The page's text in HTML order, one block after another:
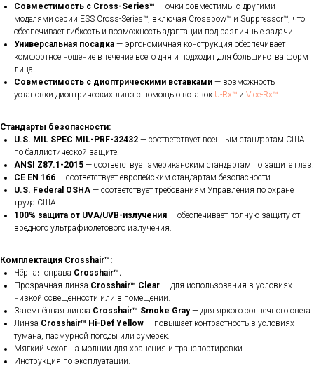
Совместимость с Cross-Series™ — очки совместимы с другими
моделями серии ESS Cross-Series™, включая Crossbow™ и Suppressor™, что
обеспечивает гибкость и возможность адаптации под различные задачи.
Универсальная посадка — эргономичная конструкция обеспечивает
комфортное ношение в течение всего дня и подходит для большинства форм
лица.
Совместимость с диоптрическими вставками — возможность
установки диоптрических линз с помощью вставок U-Rx™ и Vice-Rx™
Стандарты безопасности:
U.S. MIL SPEC MIL-PRF-32432 — соответствует военным стандартам США
по баллистической защите.
ANSI Z87.1-2015 — соответствует американским стандартам по защите глаз.
CE EN 166 — соответствует европейским стандартам безопасности.
U.S. Federal OSHA — соответствует требованиям Управления по охране
труда США.
100% защита от UVA/UVB-излучения — обеспечивает полную защиту от
вредного ультрафиолетового излучения.
Комплектация Crosshair™:
Чёрная оправа Crosshair™.
Прозрачная линза Crosshair™ Clear — для использования в условиях
низкой освещённости или в помещении.
Затемнённая линза Crosshair™ Smoke Gray— для яркого солнечного света.
Линза Crosshair™ Hi-Def Yellow — повышает контрастность в условиях
тумана, пасмурной погоды или сумерек.
Мягкий чехол на молнии для хранения и транспортировки.
Инструкция по эксплуатации.